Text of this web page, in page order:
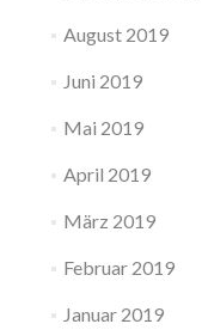
August 2019
Juni 2019
Mai 2019
April 2019
März 2019
Februar 2019
Januar 2019